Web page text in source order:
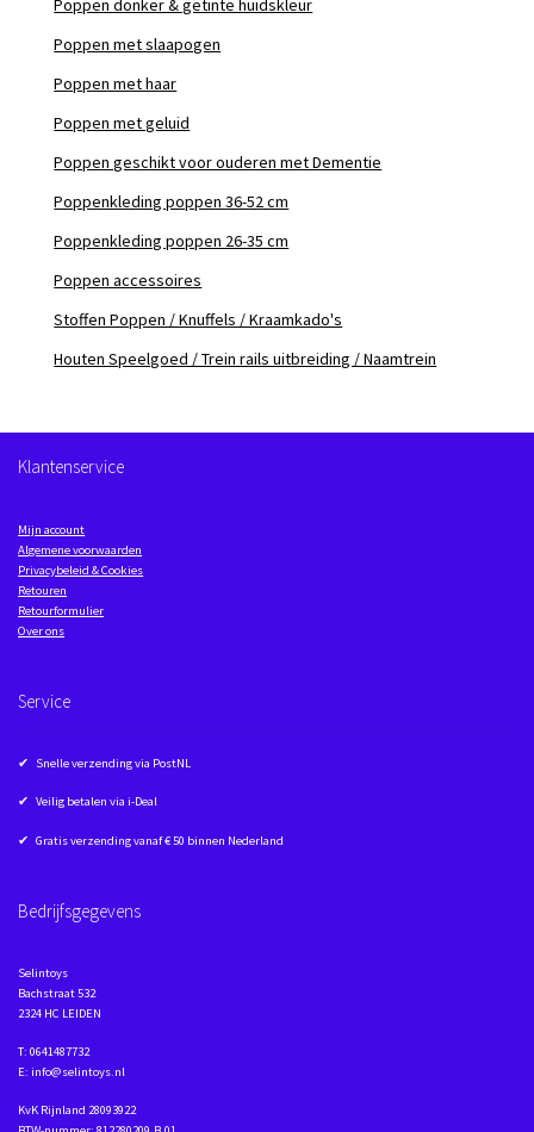
Poppen donker & getinte huidskleur
Poppen met slaapogen
Poppen met haar
Poppen met geluid
Poppen geschikt voor ouderen met Dementie
Poppenkleding poppen 36-52 cm
Poppenkleding poppen 26-35 cm
Poppen accessoires
Stoffen Poppen / Knuffels / Kraamkado's
Houten Speelgoed / Trein rails uitbreiding / Naamtrein
Klantenservice
Mijn account
Algemene voorwaarden
Privacybeleid & Cookies
Retouren
Retourformulier
Over ons
Service
✔ Snelle verzending via PostNL
✔ Veilig betalen via i-Deal
✔ Gratis verzending vanaf € 50 binnen Nederland
Bedrijfsgegevens
Selintoys
Bachstraat 532
2324 HC LEIDEN
T: 0641487732
E: info@selintoys.nl
KvK Rijnland 28093922